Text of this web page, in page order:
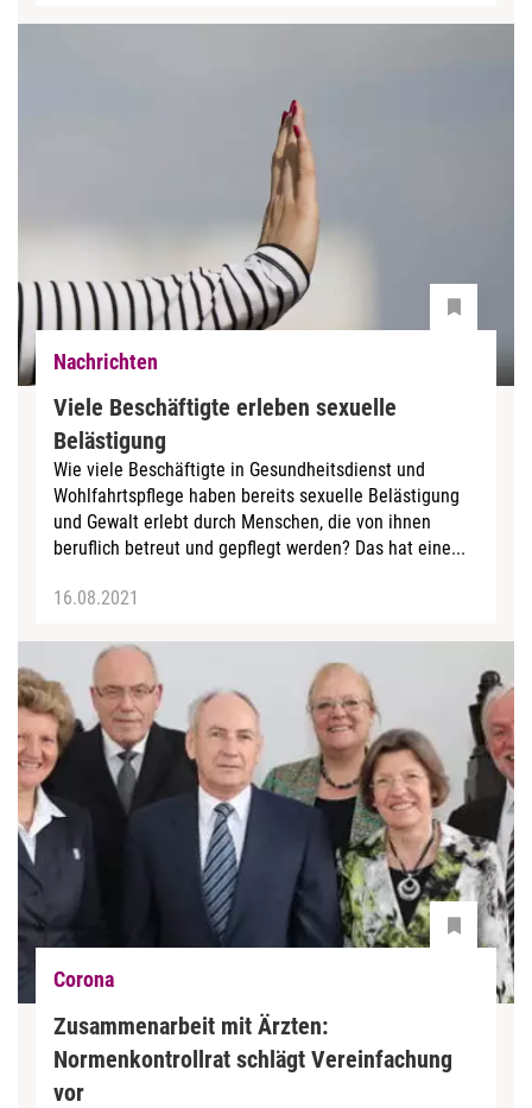
Nachrichten
Viele Beschäftigte erleben sexuelle
Belästigung
Wie viele Beschäftigte in Gesundheitsdienst und
Wohlfahrtspflege haben bereits sexuelle Belästigung
und Gewalt erlebt durch Menschen, die von ihnen
beruflich betreut und gepflegt werden? Das hat eine...
16.08.2021
Corona
Zusammenarbeit mit Ärzten:
Normenkontrollrat schlägt Vereinfachung
vor